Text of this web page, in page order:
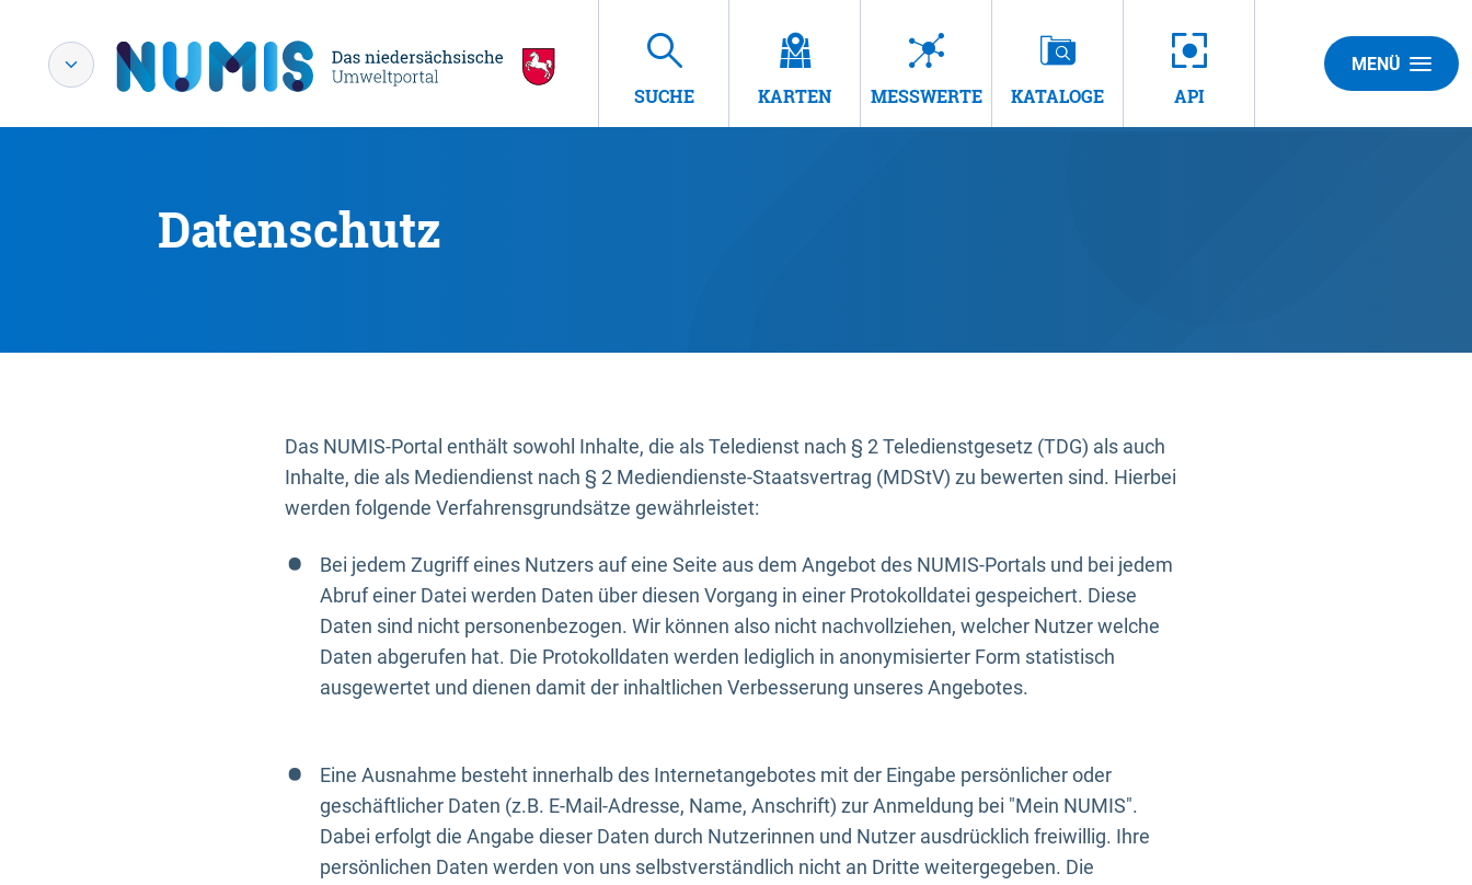
SUCHE KARTEN MESSWERTE KATALOGE API
MENÜ
Datenschutz
Das NUMIS-Portal enthält sowohl Inhalte, die als Teledienst nach § 2 Teledienstgesetz (TDG) als auch
Inhalte, die als Mediendienst nach § 2 Mediendienste-Staatsvertrag (MDStV) zu bewerten sind. Hierbei
werden folgende Verfahrensgrundsätze gewährleistet:
Bei jedem Zugriff eines Nutzers auf eine Seite aus dem Angebot des NUMIS-Portals und bei jedem
Abruf einer Datei werden Daten über diesen Vorgang in einer Protokolldatei gespeichert. Diese
Daten sind nicht personenbezogen. Wir können also nicht nachvollziehen, welcher Nutzer welche
Daten abgerufen hat. Die Protokolldaten werden lediglich in anonymisierter Form statistisch
ausgewertet und dienen damit der inhaltlichen Verbesserung unseres Angebotes.
Eine Ausnahme besteht innerhalb des Internetangebotes mit der Eingabe persönlicher oder
geschäftlicher Daten (z.B. E-Mail-Adresse, Name, Anschrift) zur Anmeldung bei "Mein NUMIS".
Dabei erfolgt die Angabe dieser Daten durch Nutzerinnen und Nutzer ausdrücklich freiwillig. Ihre
persönlichen Daten werden von uns selbstverständlich nicht an Dritte weitergegeben. Die